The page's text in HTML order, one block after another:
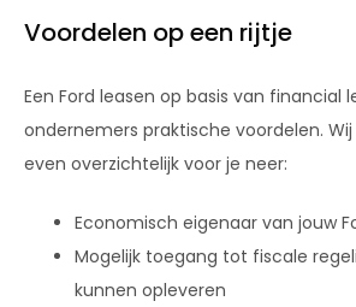
Voordelen op een rijtje
Een Ford leasen op basis van financial
ondernemers praktische voordelen.
even overzichtelijk voor je neer:
Economisch eigenaar van jouw
Mogelijk toegang tot fiscale
kunnen opleveren